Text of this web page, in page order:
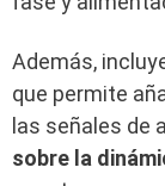
Además,
que permite
las señales de
sobre la